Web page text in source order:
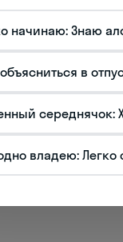
–
вам
техника
начинаю: Знаю
в
владею: